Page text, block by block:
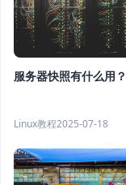
服务器快照有什么用？
Linux教程2025-07-18